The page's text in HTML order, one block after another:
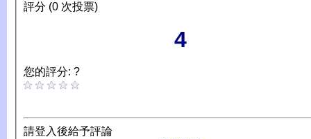
評分 (0 次投票)
4
您的評分: ?
請登入後給予評論